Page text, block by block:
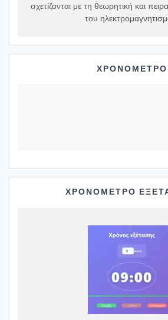
σχετίζονται με τη θεωρητική και
του
ΧΡΟΝΟΜΕΤΡΟ
ΧΡΟΝΟΜΕΤΡΟ